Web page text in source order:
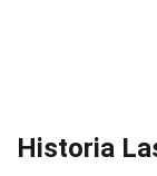
Historia